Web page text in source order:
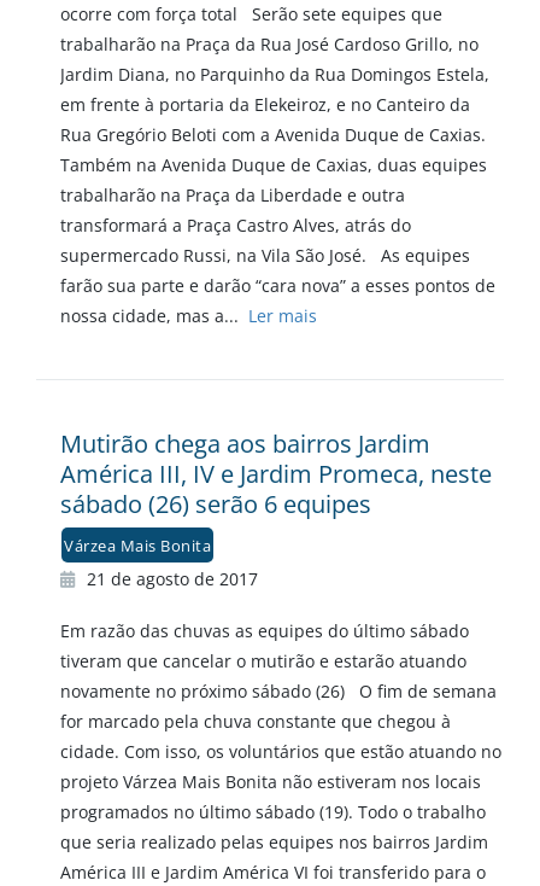
ocorre com força total Serão sete equipes que
trabalharão na Praça da Rua José Cardoso Grillo, no
Jardim Diana, no Parquinho da Rua Domingos Estela,
em frente à portaria da Elekeiroz, e no Canteiro da
Rua Gregório Beloti com a Avenida Duque de Caxias.
Também na Avenida Duque de Caxias, duas equipes
trabalharão na Praça da Liberdade e outra
transformará a Praça Castro Alves, atrás do
supermercado Russi, na Vila São José. As equipes
farão sua parte e darão “cara nova” a esses pontos de
nossa cidade, mas a... Ler mais
Mutirão chega aos bairros Jardim
América III, IV e Jardim Promeca, neste
sábado (26) serão 6 equipes
Várzea Mais Bonita
21 de agosto de 2017
Em razão das chuvas as equipes do último sábado
tiveram que cancelar o mutirão e estarão atuando
novamente no próximo sábado (26) O fim de semana
for marcado pela chuva constante que chegou à
cidade. Com isso, os voluntários que estão atuando no
projeto Várzea Mais Bonita não estiveram nos locais
programados no último sábado (19). Todo o trabalho
que seria realizado pelas equipes nos bairros Jardim
América III e Jardim América VI foi transferido para o